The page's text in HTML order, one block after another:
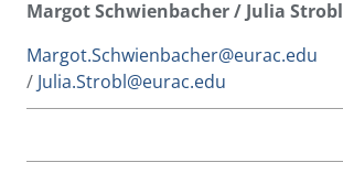
Margot Schwienbacher / Julia Strobl
Margot.Schwienbacher@eurac.edu
/ Julia.Strobl@eurac.edu